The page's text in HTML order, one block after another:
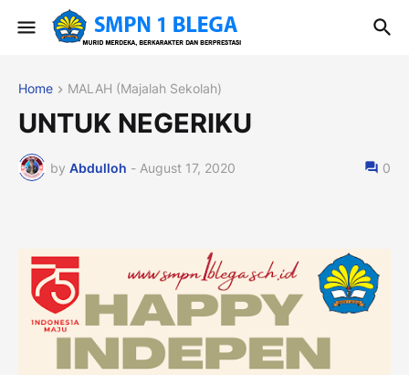
Home MALAH (Majalah Sekolah)
UNTUK NEGERIKU
by Abdulloh - August 17, 2020 0